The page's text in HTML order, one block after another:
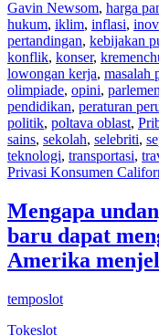
Gavin Newsom, harga
hukum, iklim, inflasi,
pertandingan, kebijakan
konflik, konser,
lowongan kerja, masalah
olimpiade, opini, parlemen
pendidikan, peraturan
politik, poltava oblast,
sains, sekolah, selebriti,
teknologi, transportasi,
Privasi Konsumen
Mengapa
baru dapat
Amerika
temposlot
Tokeslot